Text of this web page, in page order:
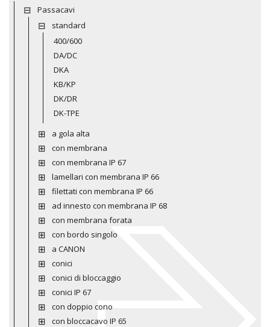
Passacavi
standard
400/600
DA/DC
DKA
KB/KP
DK/DR
DK-TPE
a gola alta
con membrana
con membrana IP 67
lamellari con membrana IP 66
filettati con membrana IP 66
ad innesto con membrana IP 68
con membrana forata
con bordo singolo
a CANON
conici
conici di bloccaggio
conici IP 67
con doppio cono
con bloccacavo IP 65